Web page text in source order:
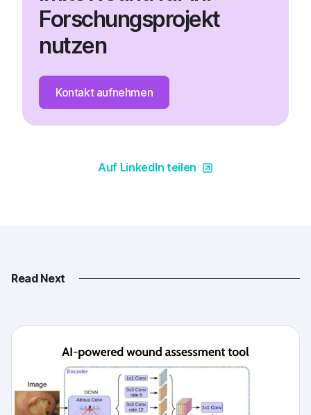
Forschungsprojekt
nutzen
Kontakt aufnehmen
Auf LinkedIn teilen
Read Next